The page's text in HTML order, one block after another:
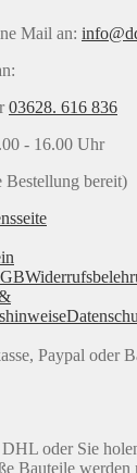
Mail an:
03628. 616 836
- 16.00 Uhr
Bestellung bereit)
Paypal oder
oder Sie
Bauteile